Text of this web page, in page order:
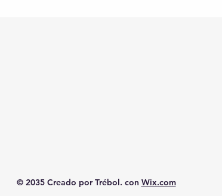
© 2035 Creado por Trébol. con Wix.com